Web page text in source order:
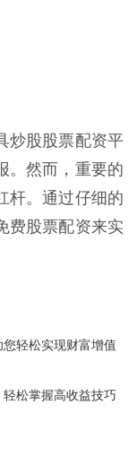
炒股股票配资平
。然而，重要的
杆。通过仔细的
费股票配资来实
轻松实现财富增值
松掌握高收益技巧